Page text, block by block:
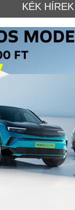
KÉK HÍREK